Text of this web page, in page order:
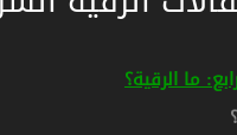
ما الرقية؟